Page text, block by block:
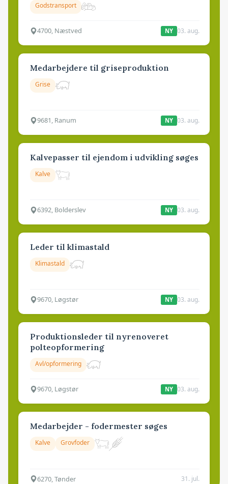
Godstransport
4700, Næstved NY 03. aug.
Medarbejdere til griseproduktion
Grise
9681, Ranum NY 03. aug.
Kalvepasser til ejendom i udvikling søges
Kalve
6392, Bolderslev NY 03. aug.
Leder til klimastald
Klimastald
9670, Løgstør NY 03. aug.
Produktionsleder til nyrenoveret
polteopformering
Avl/opformering
9670, Løgstør NY 03. aug.
Medarbejder - fodermester søges
Kalve Grovfoder
6270, Tønder 31. jul.